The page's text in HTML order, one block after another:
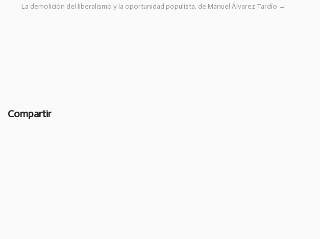
La demolición del liberalismo y la oportunidad populista, de Manuel Álvarez Tardío →
Compartir